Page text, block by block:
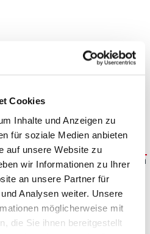
Cookies
Inhalte und Anzeigen zu
für soziale Medien anbieten
auf unsere Website zu
wir Informationen zu Ihrer
an unsere Partner für
Analysen weiter. Unsere
möglicherweise mit
die Sie ihnen bereitgestellt
Sie
Halterung für Leiterplatten
Instrument Workflow Software